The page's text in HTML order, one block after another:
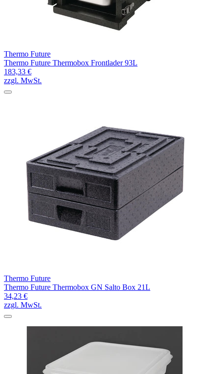
Thermo Future
Thermo Future Thermobox Frontlader 93L
183,33 €
zzgl. MwSt.
Thermo Future
Thermo Future Thermobox GN Salto Box 21L
34,23 €
zzgl. MwSt.